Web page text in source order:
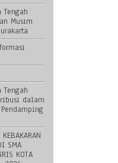
Tengah
Musim
Tengah
dalam
SMA
KOTA